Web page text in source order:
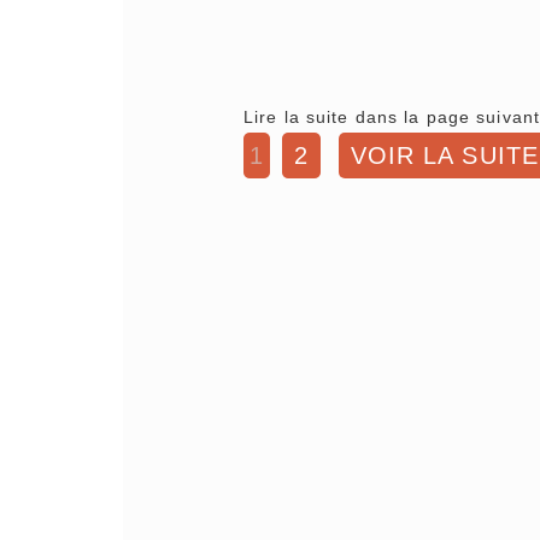
Lire la suite dans la page
1 2 VOIR LA SUITE